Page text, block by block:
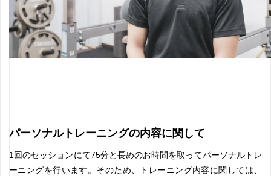
パーソナルトレーニングの内容に関して
1回のセッションにて75分と長めのお時間を取ってパーソナルトレ
ーニングを行います。そのため、トレーニング内容に関しては、